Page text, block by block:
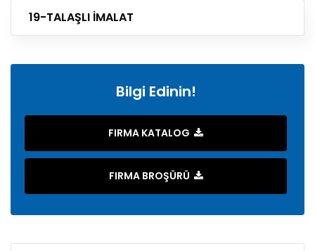
19-TALAŞLI İMALAT
Bilgi Edinin!
FIRMA KATALOG
FIRMA BROŞÜRÜ